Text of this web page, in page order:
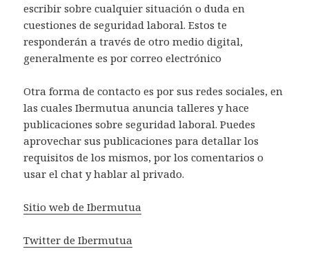
escribir sobre cualquier situación o duda en
cuestiones de seguridad laboral. Estos te
responderán a través de otro medio digital,
generalmente es por correo electrónico
Otra forma de contacto es por sus redes sociales, en
las cuales Ibermutua anuncia talleres y hace
publicaciones sobre seguridad laboral. Puedes
aprovechar sus publicaciones para detallar los
requisitos de los mismos, por los comentarios o
usar el chat y hablar al privado.
Sitio web de Ibermutua
Twitter de Ibermutua